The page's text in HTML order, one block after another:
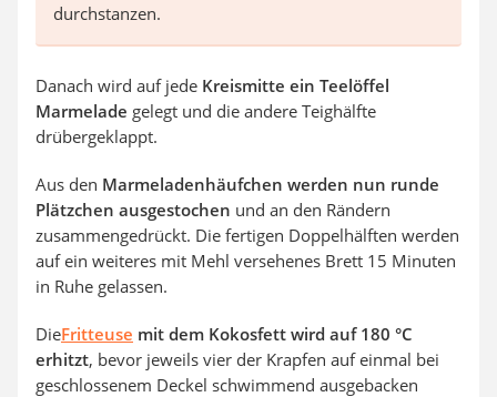
durchstanzen.
Danach wird auf jede Kreismitte ein Teelöffel
Marmelade gelegt und die andere Teighälfte
drübergeklappt.
Aus den Marmeladenhäufchen werden nun runde
Plätzchen ausgestochen und an den Rändern
zusammengedrückt. Die fertigen Doppelhälften werden
auf ein weiteres mit Mehl versehenes Brett 15 Minuten
in Ruhe gelassen.
DieFritteuse mit dem Kokosfett wird auf 180 °C
erhitzt, bevor jeweils vier der Krapfen auf einmal bei
geschlossenem Deckel schwimmend ausgebacken